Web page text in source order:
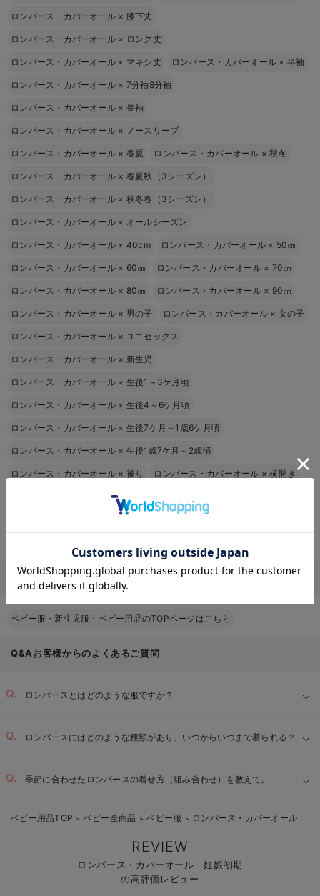
ロンパース・カバーオール × 膝下丈
ロンパース・カバーオール × ロング丈
ロンパース・カバーオール × マキシ丈 ロンパース・カバーオール × 半袖
ロンパース・カバーオール × 7分袖8分袖
ロンパース・カバーオール × 長袖
ロンパース・カバーオール × ノースリーブ
ロンパース・カバーオール × 春夏 ロンパース・カバーオール ×秋冬
ロンパース・カバーオール × 春夏秋（3シーズン）
ロンパース・カバーオール × 秋冬春（3シーズン）
ロンパース・カバーオール × オールシーズン
ロンパース・カバーオール × 40cm ロンパース・カバーオール × 50㎝
ロンパース・カバーオール × 60㎝ ロンパース・カバーオール × 70㎝
ロンパース・カバーオール × 80㎝ ロンパース・カバーオール × 90㎝
ロンパース・カバーオール × 男の子 ロンパース・カバーオール × 女の子
ロンパース・カバーオール × ユニセックス
ロンパース・カバーオール × 新生児
ロンパース・カバーオール × 生後1～3ケ月頃
ロンパース・カバーオール × 生後4～6ケ月頃
ロンパース・カバーオール × 生後7ケ月～1歳6ケ月頃
ロンパース・カバーオール × 生後1歳7ケ月～2歳頃
ロンパース・カバーオール × 被り ロンパース・カバーオール ×横開き
ロンパース・カバーオール ×
その他
ベビー服・新生児服・ベビー用品のTOPページはこちら
Q&Aお客様からのよくあるご質問
ロンパースとはどのような服ですか？
ロンパースにはどのような種類があり、いつからいつまで着られる？
季節に合わせたロンパースの着せ方（組み合わせ）を教えて。
お気に入り商品を確認する
ベビー用品TOP ＞ ベビー全商品 ＞ ベビー服 ＞ ロンパース・カバーオール
REVIEW
ロンパース・カバーオール 妊娠初期
の高評価レビュー